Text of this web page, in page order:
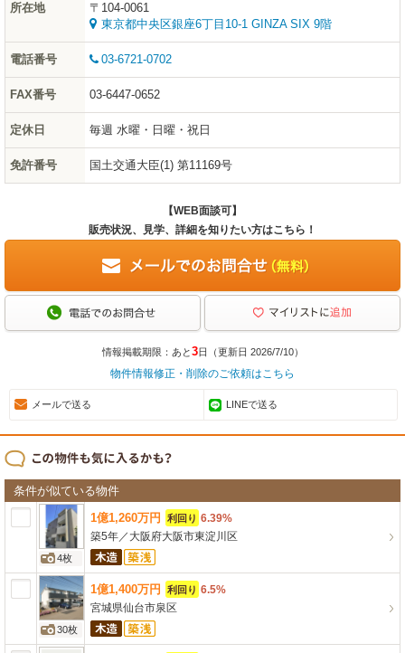
所在地
〒104-0061
東京都中央区銀座6丁目10-1 GINZA SIX 9階
電話番号 03-6721-0702
FAX番号 03-6447-0652
定休日 毎週 水曜・日曜・祝日
免許番号 国土交通大臣(1) 第11169号
【WEB面談可】
販売状況、見学、詳細を知りたい方はこちら！
情報掲載期限：あと3日（更新日 2026/7/10）
物件情報修正・削除のご依頼はこちら
メールで送る LINEで送る
条件が似ている物件
4枚
1億1,260万円 利回り 6.39%
築5年／ 大阪府大阪市東淀川区
30枚
1億1,400万円 利回り 6.5%
宮城県仙台市泉区